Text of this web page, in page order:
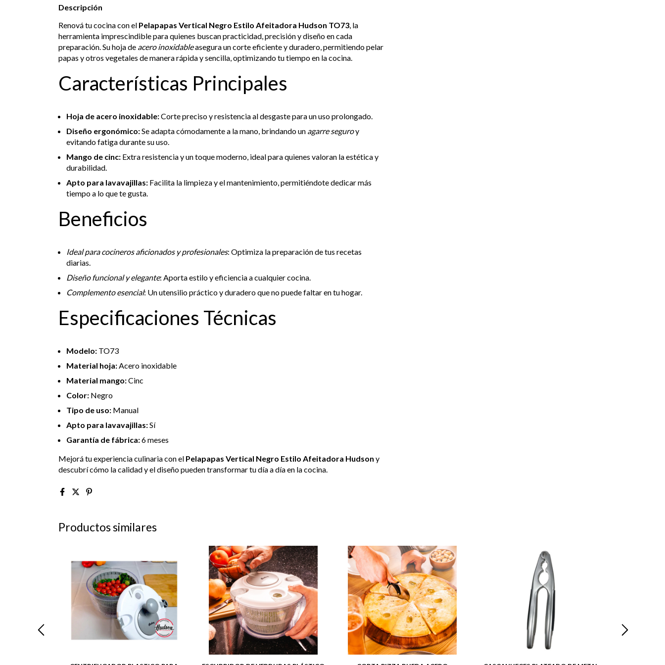
Descripción
Renová tu cocina con el Pelapapas Vertical Negro Estilo Afeitadora Hudson TO73, la
herramienta imprescindible para quienes buscan practicidad, precisión y diseño en cada
preparación. Su hoja de acero inoxidableasegura un corte eficiente y duradero, permitiendo pelar
papas y otros vegetales de manera rápida y sencilla, optimizando tu tiempo en la cocina.
Características Principales
Hoja de acero inoxidable:Corte preciso y resistencia al desgaste para un uso prolongado.
Diseño ergonómico:Se adapta cómodamente a la mano, brindando un agarre seguroy
evitando fatiga durante su uso.
Mango de cinc: Extra resistencia y un toque moderno, ideal para quienes valoran la estética y
durabilidad.
Apto para lavavajillas: Facilita la limpieza y el mantenimiento, permitiéndote dedicar más
tiempo a lo que te gusta.
Beneficios
Ideal para cocineros aficionados y profesionales: Optimiza la preparación de tus recetas
diarias.
Diseño funcional y elegante: Aporta estilo y eficiencia a cualquier cocina.
Complemento esencial: Un utensilio práctico y duradero que no puede faltar en tu hogar.
Especificaciones Técnicas
Modelo: TO73
Material hoja:Acero inoxidable
Material mango:Cinc
Color: Negro
Tipo de uso: Manual
Apto para lavavajillas:Sí
Garantía de fábrica:6 meses
Mejorá tu experiencia culinaria con el Pelapapas Vertical Negro Estilo Afeitadora Hudson y
descubrí cómo la calidad y el diseño pueden transformar tu día a día en la cocina.
Productos similares